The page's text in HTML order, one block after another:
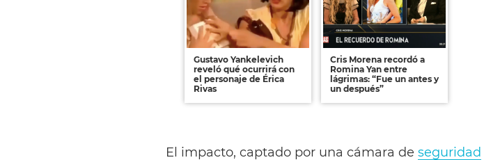
Gustavo Yankelevich
reveló qué ocurrirá con
el personaje de Érica
Rivas
Cris Morena recordó a
Romina Yan entre
lágrimas: “Fue un antes y
un después”
El impacto, captado por una cámara de seguridad